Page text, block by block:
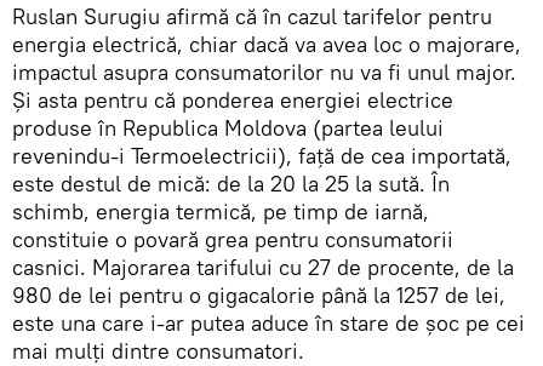
Ruslan Surugiu afirmă că în cazul tarifelor pentru
energia electrică, chiar dacă va avea loc o majorare,
impactul asupra consumatorilor nu va fi unul major.
Și asta pentru că ponderea energiei electrice
produse în Republica Moldova (partea leului
revenindu-i Termoelectricii), față de cea importată,
este destul de mică: de la 20 la 25 la sută. În
schimb, energia termică, pe timp de iarnă,
constituie o povară grea pentru consumatorii
casnici. Majorarea tarifului cu 27 de procente, de la
980 de lei pentru o gigacalorie până la 1257 de lei,
este una care i-ar putea aduce în stare de șoc pe cei
mai mulți dintre consumatori.